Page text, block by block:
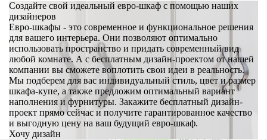
Создайте свой идеальный евро-шкаф с помощью наших
дизайнеров
Евро-шкафы - это современное и функциональное решения
для вашего интерьера. Они позволяют оптимально
использовать пространство и придать современный вид
любой комнате. А с бесплатным дизайн-проектом от нашей
компании вы сможете воплотить свои идеи в реальность.
Мы подберем для вас индивидуальный стиль, цвет и размер
шкафа-купе, а также предложим оптимальный вариант
наполнения и фурнитуры. Закажите бесплатный дизайн-
проект прямо сейчас и получите гарантированное качество
и выгодную цену на ваш будущий евро-шкаф.
Хочу дизайн